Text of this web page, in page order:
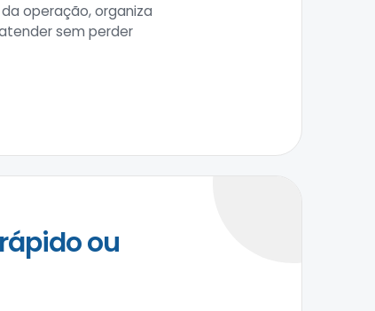
operação, organiza
sem perder
ou